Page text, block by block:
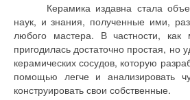
Керамика издавна стала
наук, и знания, полученные ими,
любого мастера. В частности,
пригодилась достаточно простая, но
керамических сосудов, которую
помощью легче и анализировать
конструировать свои собственные.